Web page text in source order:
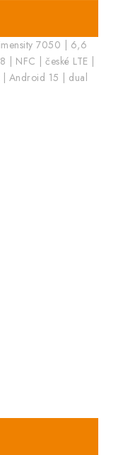
7050 | 6,6
| NFC | české LTE |
Android 15 | dual